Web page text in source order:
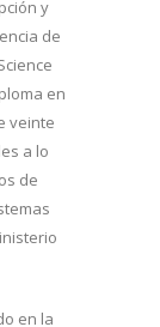
y
de
en
veinte
a lo
de
en la